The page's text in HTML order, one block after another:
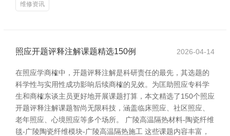
维修资讯
照应开题评释注解课题精选150例 2026-04-14
在照应学商榷中，开题评释注解是科研责任的最先，其选题的
科学性与实用性成功影响后续商榷的见效。为匡助照应专科学
生和商榷东谈主员更好地开展课题打算，本文精选了150个照应
开题评释注解课题智尚无限科技，涵盖临床照应、社区照应、
老年照应、心境照应等多个场所。 广陵高温隔热材料-陶瓷纤维
毯-广陵陶瓷纤维模块-广陵高温隔热施工 这些课题内容丰富，